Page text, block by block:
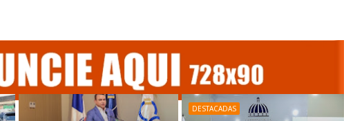
DESTACADAS